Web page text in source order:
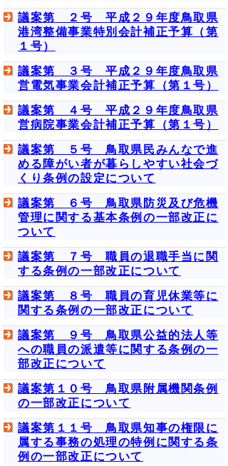
議案第 ２号 平成２９年度鳥取県
港湾整備事業特別会計補正予算（第
１号）
議案第 ３号 平成２９年度鳥取県
営電気事業会計補正予算（第１号）
議案第 ４号 平成２９年度鳥取県
営病院事業会計補正予算（第１号）
議案第 ５号 鳥取県民みんなで進
める障がい者が暮らしやすい社会づ
くり条例の設定について
議案第 ６号 鳥取県防災及び危機
管理に関する基本条例の一部改正に
ついて
議案第 ７号 職員の退職手当に関
する条例の一部改正について
議案第 ８号 職員の育児休業等に
関する条例の一部改正について
議案第 ９号 鳥取県公益的法人等
への職員の派遣等に関する条例の一
部改正について
議案第１０号 鳥取県附属機関条例
の一部改正について
議案第１１号 鳥取県知事の権限に
属する事務の処理の特例に関する条
例の一部改正について